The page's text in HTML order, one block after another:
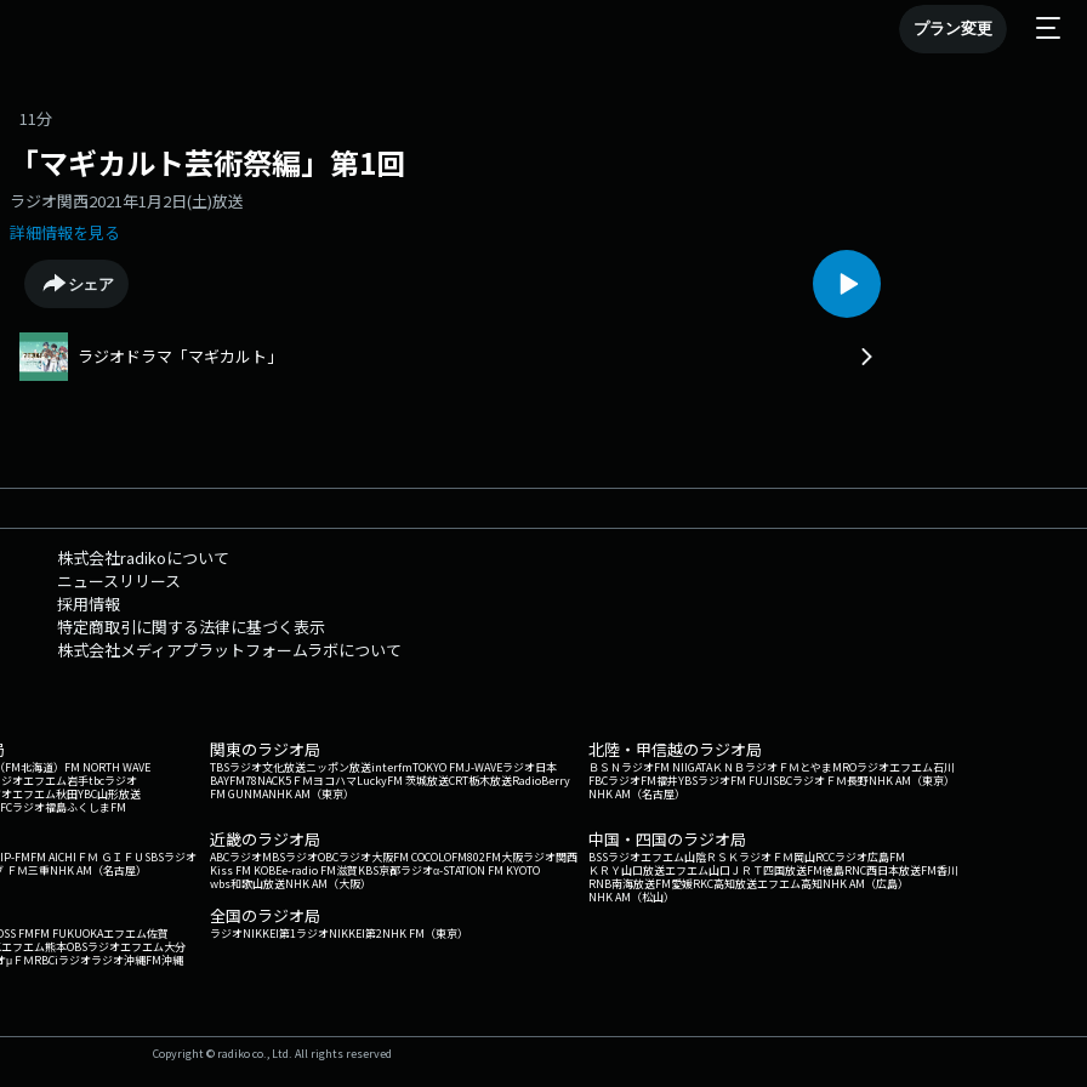
プラン変更
11分
「マギカルト芸術祭編」第1回
ラジオ関西2021年1月2日(土)放送
詳細情報を見る
シェア
ラジオドラマ「マギカルト」
株式会社radikoについて
ニュースリリース
採用情報
特定商取引に関する法律に基づく表示
株式会社メディアプラットフォームラボについて
北海道） FM NORTH WAVE
オエフエム岩手tbcラジオ
エフエム秋田YBC山形放送
ラジオ福島ふくしまFM
関東のラジオ局
TBSラジオ文化放送ニッポン放送interfmTOKYO FMJ-WAVEラジオ日本
BAYFM78NACK5 ＦＭヨコハマLuckyFM 茨城放送CRT栃木放送RadioBerry
FM GUNMANHK AM（東京）
北陸・甲信越のラジオ局
ＢＳＮラジオFM NIIGATAＫＮＢラジオ ＦＭとやまMROラジオエフエム石川
FBCラジオFM福井YBSラジオFM FUJISBCラジオ ＦＭ長野NHK AM（東京）
NHK AM（名古屋）
FMFM AICHI ＦＭ ＧＩＦＵ SBSラジオ
ＦＭ三重NHK AM（名古屋）
近畿のラジオ局
ABCラジオMBSラジオOBCラジオ大阪FM COCOLOFM802FM大阪ラジオ関西
Kiss FM KOBEe-radio FM滋賀KBS京都ラジオα-STATION FM KYOTO
wbs和歌山放送NHK AM（大阪）
中国・四国のラジオ局
BSSラジオエフエム山陰ＲＳＫラジオ ＦＭ岡山RCCラジオ広島FM
ＫＲＹ山口放送エフエム山口 ＪＲＴ四国放送FM徳島RNC西日本放送FM香川
RNB南海放送FM愛媛RKC高知放送エフエム高知NHK AM（広島）
NHK AM（松山）
FMFM FUKUOKAエフエム佐賀
フエム熊本OBSラジオエフエム大分
μＦＭRBCiラジオラジオ沖縄FM沖縄
全国のラジオ局
ラジオNIKKEI第1ラジオNIKKEI第2NHK FM（東京）
Copyright © radiko co., Ltd. All rights reserved